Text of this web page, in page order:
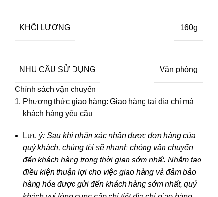
KHỐI LƯỢNG 160g
NHU CẦU SỬ DỤNG Văn phòng
Chính sách vận chuyển
Phương thức giao hàng: Giao hàng tại địa chỉ mà
khách hàng yêu cầu
Lưu ý: Sau khi nhận xác nhận được đơn hàng của
quý khách, chúng tôi sẽ nhanh chóng vận chuyển
đến khách hàng trong thời gian sớm nhất. Nhằm tạo
điều kiện thuận lợi cho việc giao hàng và đảm bảo
hàng hóa được gửi đến khách hàng sớm nhất, quý